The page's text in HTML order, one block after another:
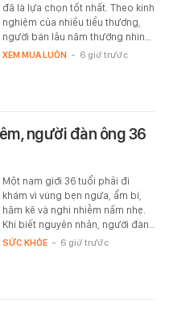
đã là lựa chọn tốt nhất. Theo kinh
nghiệm của nhiều tiểu thương,
người bán lâu năm thường nhìn…
XEM MUA LUÔN - 6 giờ trước
người đàn ông 36
Một nam giới 36 tuổi phải đi
khám vì vùng bẹn ngứa, ẩm bí,
hăm kẽ và nghi nhiễm nấm nhẹ.
Khi biết nguyên nhân, người đàn…
SỨC KHỎE - 6 giờ trước